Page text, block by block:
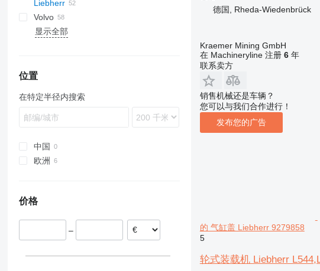
864
873
B series
688
821
1840
226
236
242
769
777
816
824
924
955
C-series
D-series
436
524
530
541
Robot
TM
544 J
724
824
HD
PC
WA
A-series
B-series
D-series
Liebherr
L-series
L 514
L 544
L 550
L 554
P-series
S-series
L-series
LB
PD
L-series
1100 Series
SKL
TL
Volvo
6300
ZL
显示全部
位置
在特定半径内搜索
中国
欧洲
价格
–
德国, Rheda-Wiedenbrück
Kraemer Mining GmbH
在 Machineryline 注册 6年
联系卖方
销售机械还是车辆？
您可以与我们合作进行！
发布您的广告
的 气缸盖 Liebherr 9279858
5
轮式装载机 Liebherr